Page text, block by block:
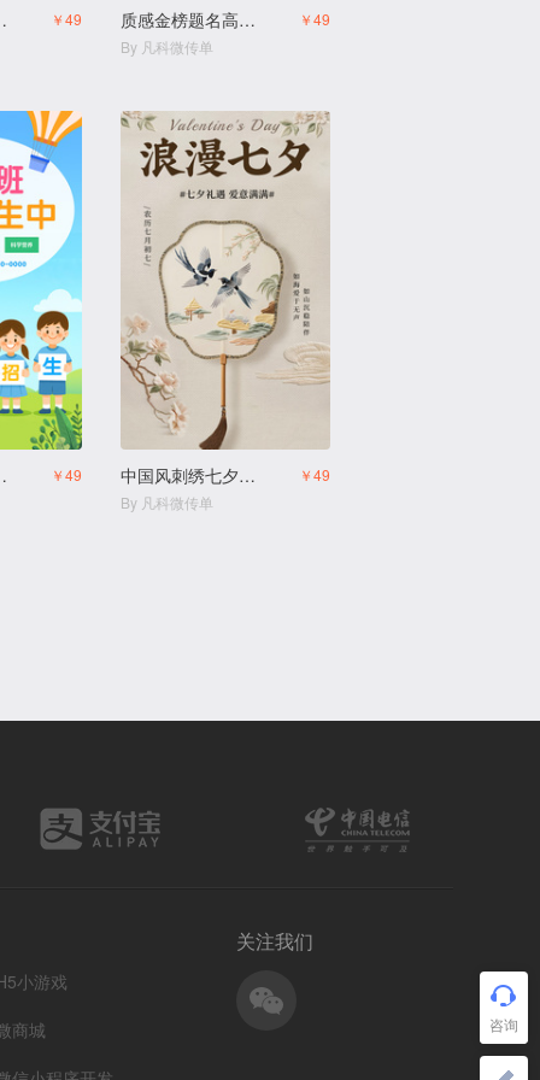
请函 ￥49 质感金榜题名高考喜报
￥49
By 凡科微传单
热招生 ￥49 中国风刺绣七夕促销宣传
￥49
By 凡科微传单
小游戏
商城
关注我们